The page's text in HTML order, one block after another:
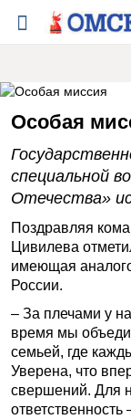
Особая
специальной
Отечества»
Поздравляя
Цивилева
имеющая
России.
– За плечами у
время мы
семьей, где
Уверена, что
свершений. Для
ответственность